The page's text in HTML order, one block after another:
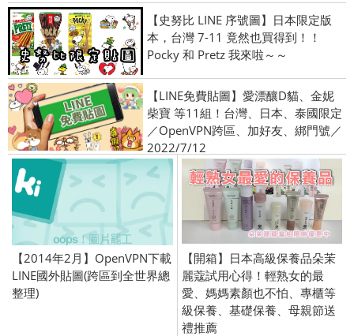
【史努比 LINE 序號圖】日本限定版
本，台灣 7-11 竟然也買得到！！
Pocky 和 Pretz 我來啦～～
【LINE免費貼圖】愛漂釀D貓、金妮
柴寶 等11組！台灣、日本、泰國限定
／OpenVPN跨區、加好友、綁門號／
2022/7/12
【2014年2月】OpenVPN下載
LINE國外貼圖(跨區到全世界總
整理)
【開箱】日本高級保養品朵茉
麗蔻試用心得！輕熟女的最
愛、媽媽素顏也不怕、專櫃等
級保養、基礎保養、母親節送
禮推薦